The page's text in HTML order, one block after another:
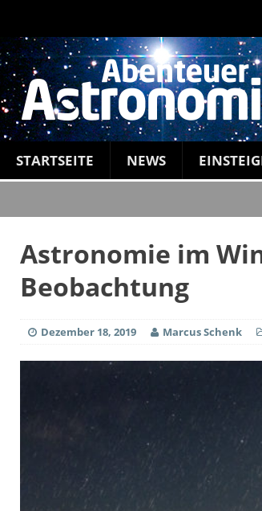
STARTSEITE NEWS
Astronomie im
Beobachtung
Dezember 18, 2019 Marcus Schenk